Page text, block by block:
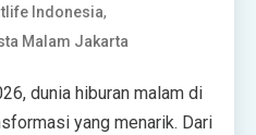
Indonesia,
Malam Jakarta
dunia hiburan malam di
yang menarik. Dari